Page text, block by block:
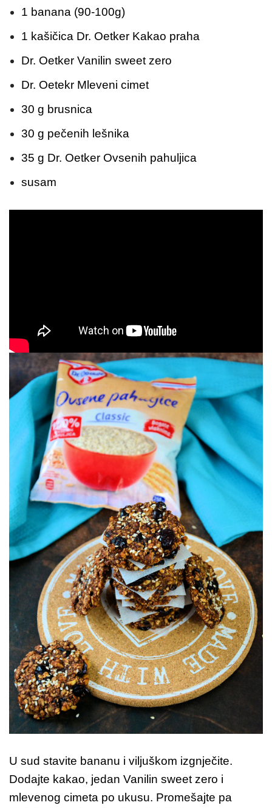
1 banana (90-100g)
1 kašičica Dr. Oetker Kakao praha
Dr. Oetker Vanilin sweet zero
Dr. Oetekr Mleveni cimet
30 g brusnica
30 g pečenih lešnika
35 g Dr. Oetker Ovsenih pahuljica
susam
U sud stavite bananu i viljuškom izgnječite.
Dodajte kakao, jedan Vanilin sweet zero i
mlevenog cimeta po ukusu. Promešajte pa